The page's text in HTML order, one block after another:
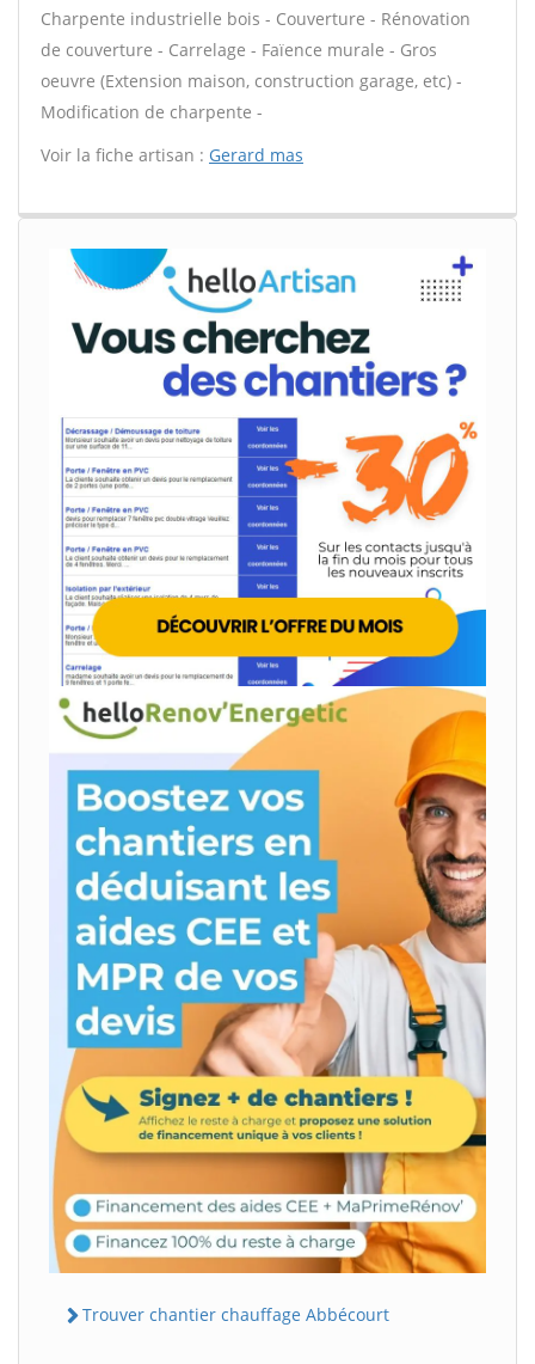
Charpente industrielle bois - Couverture - Rénovation
de couverture - Carrelage - Faïence murale - Gros
oeuvre (Extension maison, construction garage, etc) -
Modification de charpente -
Voir la fiche artisan : Gerard mas
Trouver chantier chauffage Abbécourt